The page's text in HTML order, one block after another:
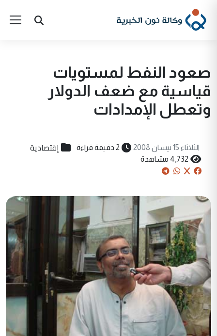
صعود النفط لمستويات
قياسية مع ضعف الدولار
وتعطل الإمدادات
الثلاثاء 15 نيسان 2008 2 دقيقة قراءة إقتصادية
4,732 مشاهدة